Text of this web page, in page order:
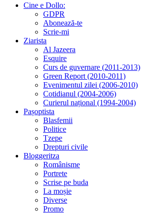
Cine e Dollo:
GDPR
Abonează-te
Scrie-mi
Ziarista
Al Jazeera
Esquire
Curs de guvernare (2011-2013)
Green Report (2010-2011)
Evenimentul zilei (2006-2010)
Cotidianul (2004-2006)
Curierul național (1994-2004)
Pașoptista
Blasfemii
Politice
Tzepe
Drepturi civile
Bloggeritza
Românisme
Portrete
Scrise pe buda
La moșie
Diverse
Promo